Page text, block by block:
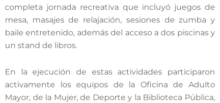
completa jornada recreativa que incluyó juegos de
mesa, masajes de relajación, sesiones de zumba y
baile entretenido, además del acceso a dos piscinas y
un stand de libros.
En la ejecución de estas actividades participaron
activamente los equipos de la Oficina de Adulto
Mayor, de la Mujer, de Deporte y la Biblioteca Pública,